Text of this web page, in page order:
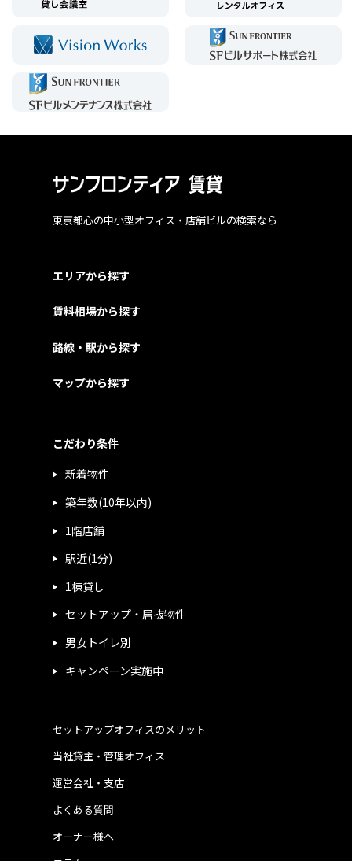
東京都心の中小型オフィス・店舗ビルの検索なら
エリアから探す
賃料相場から探す
路線・駅から探す
マップから探す
こだわり条件
新着物件
築年数(10年以内)
1階店舗
駅近(1分)
1棟貸し
セットアップ・居抜物件
男女トイレ別
キャンペーン実施中
運営会社・支店
よくある質問
当社貸主・管理オフィス
オーナー様へ
セットアップオフィスのメリット